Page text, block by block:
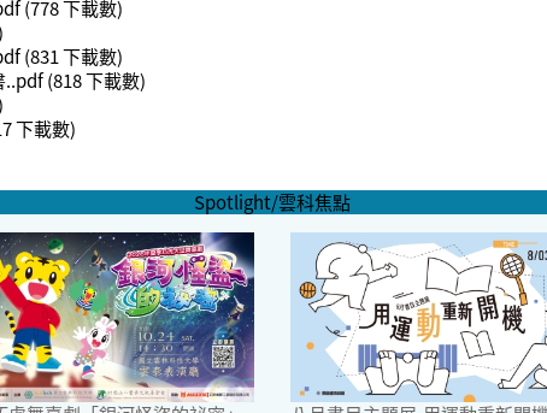
(778 下載數)
(831 下載數)
..pdf (818 下載數)
下載數)
Spotlight/雲科焦點